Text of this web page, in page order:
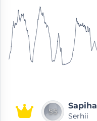
Sapiha
Serhii